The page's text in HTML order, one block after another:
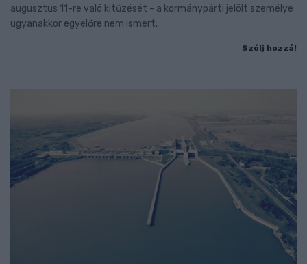
augusztus 11-re való kitűzését - a kormánypárti jelölt személye
ugyanakkor egyelőre nem ismert.
Szólj hozzá!